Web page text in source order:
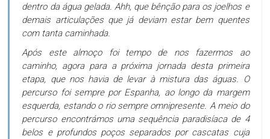
dentro da água gelada. Ahh, que bênção para os joelhos e
demais articulações que já deviam estar bem quentes
com tanta caminhada.
Após este almoço foi tempo de nos fazermos ao
caminho, agora para a próxima jornada desta primeira
etapa, que nos havia de levar à mistura das águas. O
percurso foi sempre por Espanha, ao longo da margem
esquerda, estando o rio sempre omnipresente. A meio do
percurso encontrámos uma sequência paradisíaca de 4
belos e profundos poços separados por cascatas cuja